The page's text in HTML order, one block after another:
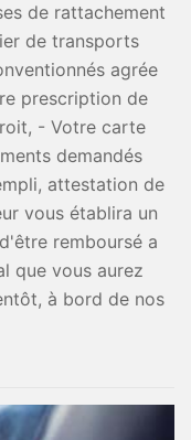
de rattachement
de transports
agrée
prescription de
- Votre carte
demandés
attestation de
vous établira un
remboursé a
que vous aurez
à bord de nos